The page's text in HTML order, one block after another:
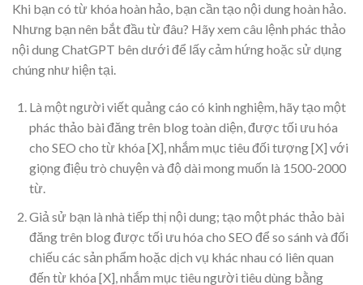
Khi bạn có từ khóa hoàn hảo, bạn cần tạo nội dung hoàn hảo.
Nhưng bạn nên bắt đầu từ đâu? Hãy xem câu lệnh phác thảo
nội dung ChatGPT bên dưới để lấy cảm hứng hoặc sử dụng
chúng như hiện tại.
Là một người viết quảng cáo có kinh nghiệm, hãy tạo một
phác thảo bài đăng trên blog toàn diện, được tối ưu hóa
cho SEO cho từ khóa [X], nhắm mục tiêu đối tượng [X] với
giọng điệu trò chuyện và độ dài mong muốn là 1500-2000
từ.
Giả sử bạn là nhà tiếp thị nội dung; tạo một phác thảo bài
đăng trên blog được tối ưu hóa cho SEO để so sánh và đối
chiếu các sản phẩm hoặc dịch vụ khác nhau có liên quan
đến từ khóa [X], nhắm mục tiêu người tiêu dùng bằng